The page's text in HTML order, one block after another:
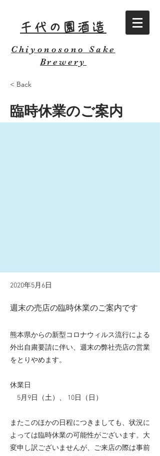
千代の園酒造
Chiyonosono Sake
Brewery
< Back
臨時休業のご案内
2020年5月6日
週末の売店の臨時休業のご案内です
熊本県からの新型コロナウィルス流行による
外出自粛要請に伴い、週末の弊社売店の営業
をとりやめます。
休業日
5月9日（土）、 10日（日）
またこのほかの日程につきましても、状況に
よっては臨時休業の可能性がございます。大
変申し訳ございませんが、ご来店の際は事前